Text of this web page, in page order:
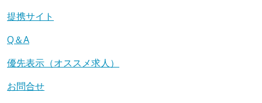
提携サイト
Q＆A
優先表示（オススメ求人）
お問合せ